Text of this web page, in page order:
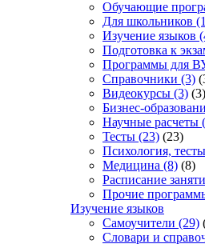
Обучающие
Для школьников
Изучение языков
Подготовка к
Программы для
Справочники (3)
Видеокурсы (3) (3)
Бизнес-
Научные расчеты
Тесты (23) (23)
Психология, тесты
Медицина (8) (8)
Расписание
Прочие
Изучение языков
Самоучители (29)
Словари и